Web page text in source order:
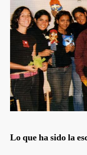
Lo que ha sido la